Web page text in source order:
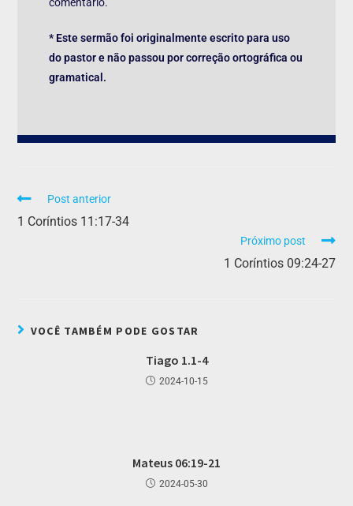
* Este sermão foi originalmente escrito para uso
do pastor e não passou por correção ortográfica ou
gramatical.
Post anterior
1 Coríntios 11:17-34
Próximo post
1 Coríntios 09:24-27
VOCÊ TAMBÉM PODE GOSTAR
Tiago 1.1-4
2024-10-15
Mateus 06:19-21
2024-05-30